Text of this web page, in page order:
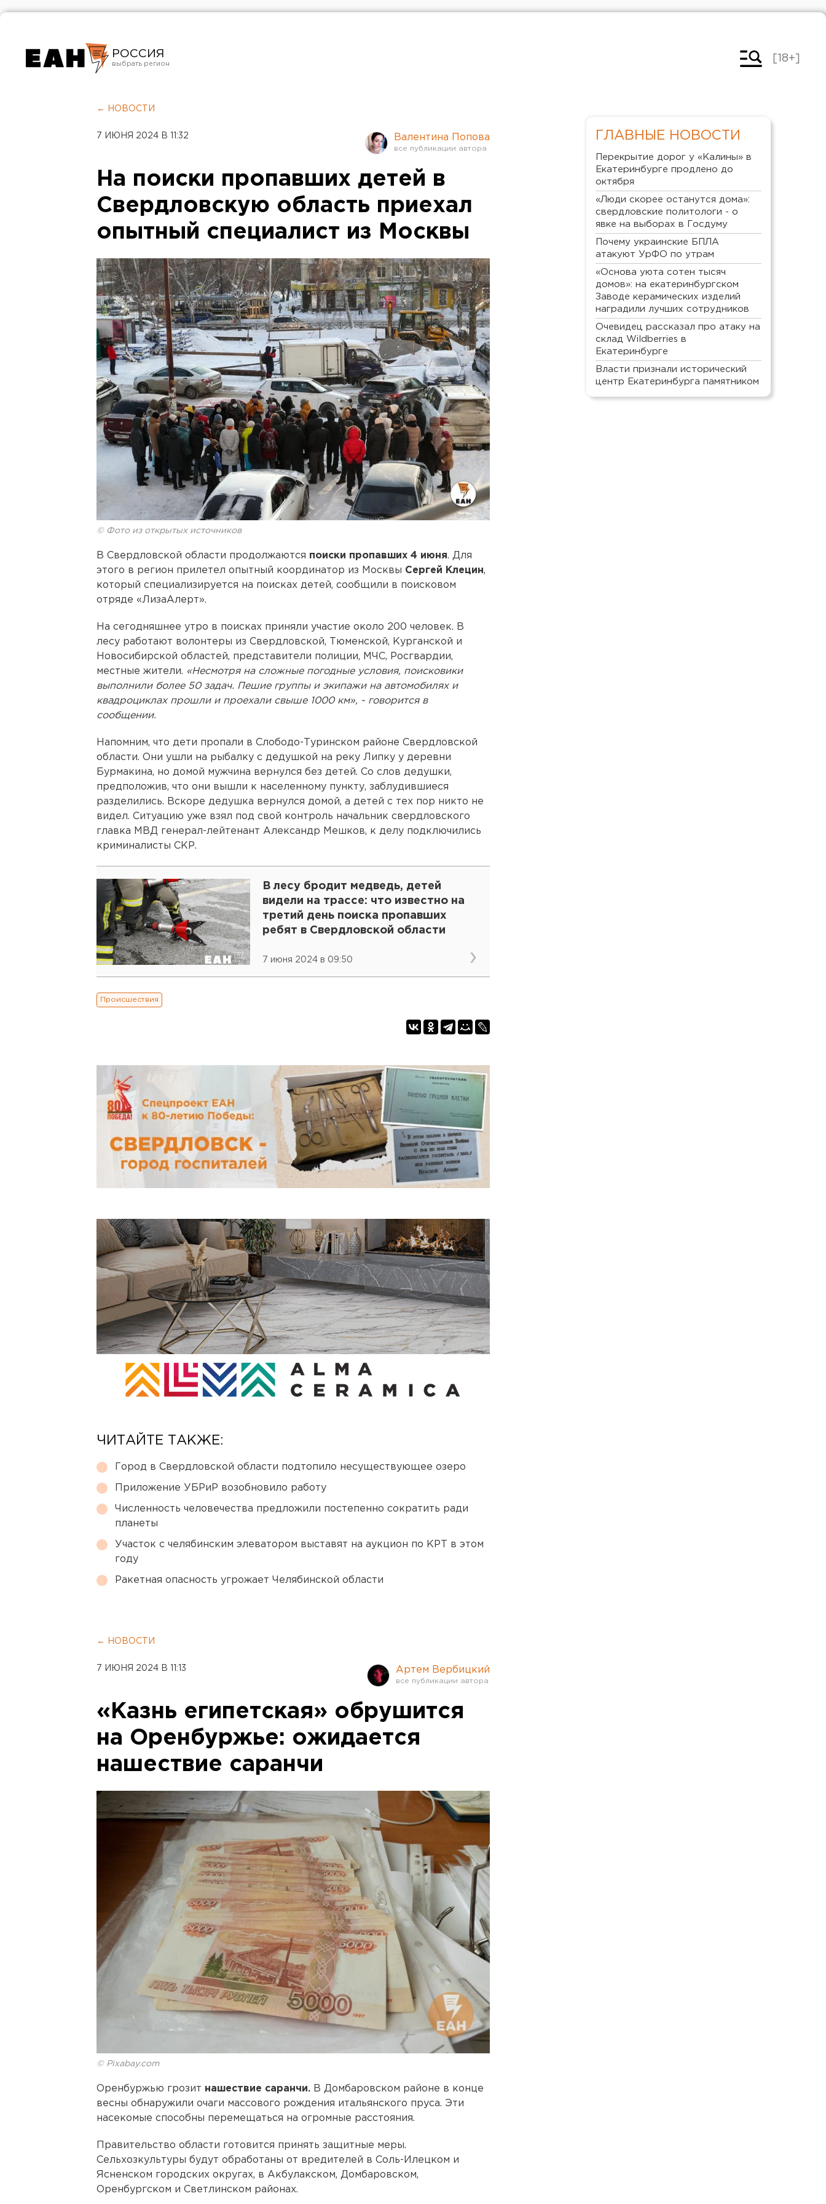
РОССИЯ
Челябинск
[18+]
← НОВОСТИ
7 ИЮНЯ 2024 В 11:32 Валентина Попова
На поиски пропавших детей в
Свердловскую область приехал
опытный специалист из Москвы
© Фото из открытых источников
В Свердловской области продолжаются поиски пропавших 4 июня. Для
этого в регион прилетел опытный координатор из Москвы Сергей Клецин,
который специализируется на поисках детей, сообщили в поисковом
отряде «ЛизаАлерт».
На сегодняшнее утро в поисках приняли участие около 200 человек. В
лесу работают волонтеры из Свердловской, Тюменской, Курганской и
Новосибирской областей, представители полиции, МЧС, Росгвардии,
местные жители. «Несмотря на сложные погодные условия, поисковики
выполнили более 50 задач. Пешие группы и экипажи на автомобилях и
квадроциклах прошли и проехали свыше 1000 км», - говорится в
сообщении.
Напомним, что дети пропали в Слободо-Туринском районе Свердловской
области. Они ушли на рыбалку с дедушкой на реку Липку у деревни
Бурмакина, но домой мужчина вернулся без детей. Со слов дедушки,
предположив, что они вышли к населенному пункту, заблудившиеся
разделились. Вскоре дедушка вернулся домой, а детей с тех пор никто не
видел. Ситуацию уже взял под свой контроль начальник свердловского
главка МВД генерал-лейтенант Александр Мешков, к делу подключились
криминалисты СКР.
В лесу бродит медведь, детей
видели на трассе: что известно на
третий день поиска пропавших
ребят в Свердловской области
7 июня 2024 в 09:50
Происшествия
ЧИТАЙТЕ ТАКЖЕ:
Город в Свердловской области подтопило несуществующее озеро
Приложение УБРиР возобновило работу
Численность человечества предложили постепенно сократить ради
планеты
Участок с челябинским элеватором выставят на аукцион по КРТ в этом
году
Ракетная опасность угрожает Челябинской области
← НОВОСТИ
7 ИЮНЯ 2024 В 11:13 Артем Вербицкий
«Казнь египетская» обрушится
на Оренбуржье: ожидается
нашествие саранчи
© Pixabay.com
Оренбуржью грозит нашествие саранчи. В Домбаровском районе в конце
весны обнаружили очаги массового рождения итальянского пруса. Эти
насекомые способны перемещаться на огромные расстояния.
Правительство области готовится принять защитные меры.
Сельхозкультуры будут обработаны от вредителей в Соль-Илецком и
Ясненском городских округах, в Акбулакском, Домбаровском,
Оренбургском и Светлинском районах.
ГЛАВНЫЕ НОВОСТИ
Перекрытие дорог у «Калины» в
Екатеринбурге продлено до
октября
«Люди скорее останутся дома»:
свердловские политологи - о
явке на выборах в Госдуму
Почему украинские БПЛА
атакуют УрФО по утрам
«Основа уюта сотен тысяч
домов»: на екатеринбургском
Заводе керамических изделий
наградили лучших сотрудников
Очевидец рассказал про атаку на
склад Wildberries в
Екатеринбурге
Власти признали исторический
центр Екатеринбурга памятником